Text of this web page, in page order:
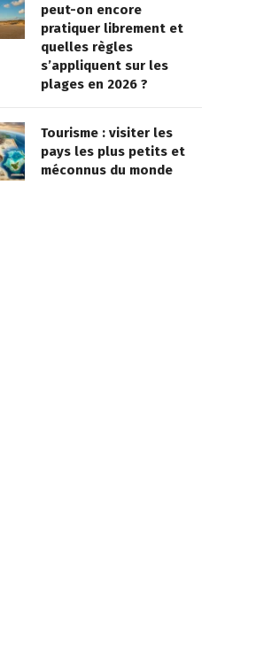
peut-on encore
pratiquer librement et
quelles règles
s’appliquent sur les
plages en 2026 ?
Tourisme : visiter les
pays les plus petits et
méconnus du monde